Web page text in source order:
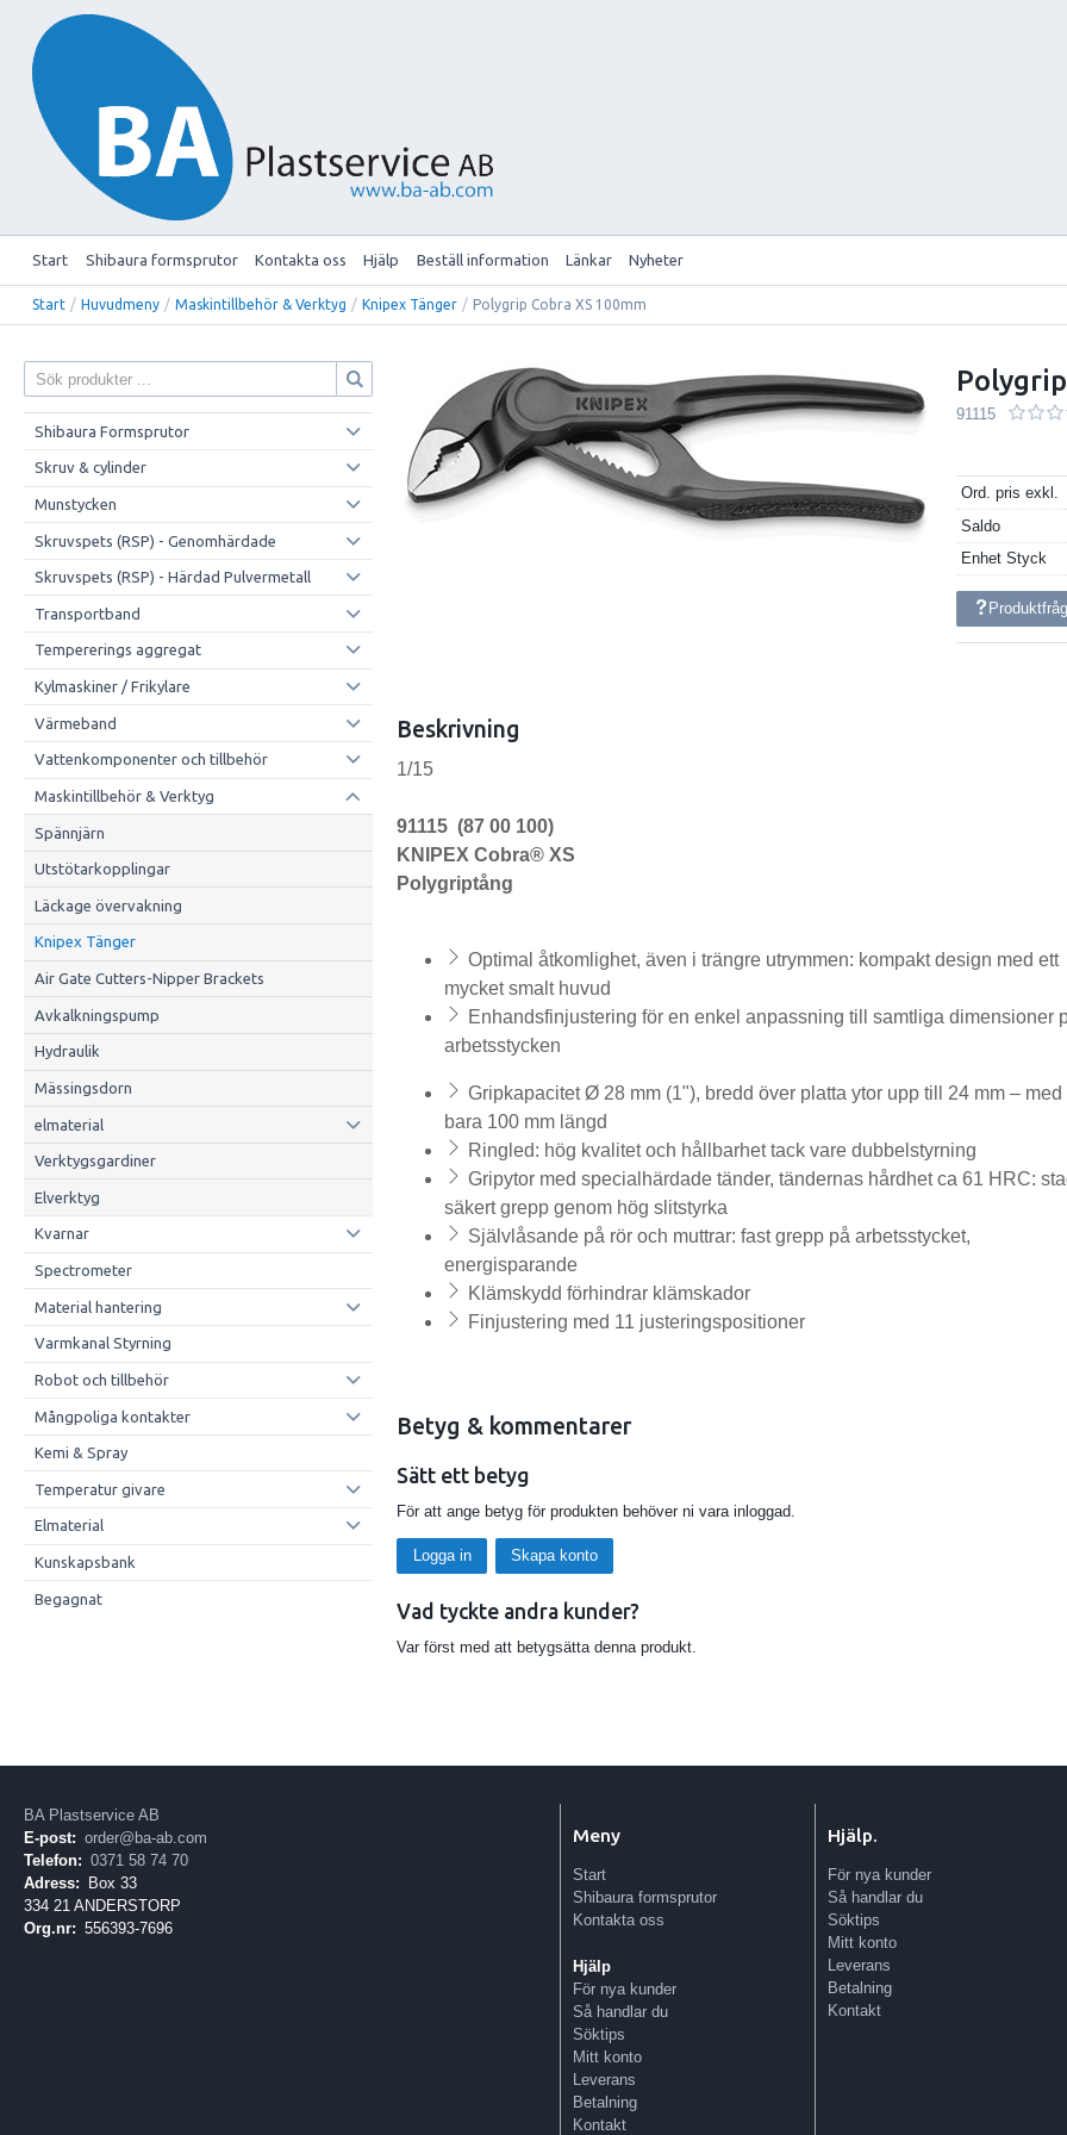
Start Shibaura formsprutor Kontakta oss Hjälp Beställ information Länkar Nyheter
Start / Huvudmeny / Maskintillbehör & Verktyg / Knipex Tänger / Polygrip Cobra XS 100mm
Shibaura Formsprutor
Skruv & cylinder
Munstycken
Skruvspets (RSP) - Genomhärdade
Skruvspets (RSP) - Härdad Pulvermetall
Transportband
Tempererings aggregat
Kylmaskiner / Frikylare
Värmeband
Vattenkomponenter och tillbehör
Maskintillbehör & Verktyg
Spännjärn
Utstötarkopplingar
Läckage övervakning
Knipex Tänger
Air Gate Cutters-Nipper Brackets
Avkalkningspump
Hydraulik
Mässingsdorn
elmaterial
Verktygsgardiner
Elverktyg
Kvarnar
Spectrometer
Material hantering
Varmkanal Styrning
Robot och tillbehör
Mångpoliga kontakter
Kemi & Spray
Temperatur givare
Elmaterial
Kunskapsbank
Begagnat
91115
Ord. pris exkl.
Saldo
EnhetStyck
Beskrivning
1/15
91115 (87 00 100)
KNIPEX Cobra® XS
Polygriptång
Optimal åtkomlighet, även i trängre utrymmen: kompakt design med ett
mycket smalt huvud
Enhandsfinjustering för en enkel anpassning till samtliga dimensioner
arbetsstycken
Gripkapacitet Ø 28 mm (1"), bredd över platta ytor upp till 24 mm – med
bara 100 mm längd
Ringled: hög kvalitet och hållbarhet tack vare dubbelstyrning
Gripytor med specialhärdade tänder, tändernas hårdhet ca 61 HRC:
säkert grepp genom hög slitstyrka
Självlåsande på rör och muttrar: fast grepp på arbetsstycket,
energisparande
Klämskydd förhindrar klämskador
Finjustering med 11 justeringspositioner
Betyg & kommentarer
Sätt ett betyg
För att ange betyg för produkten behöver ni vara inloggad.
Logga in Skapa konto
Vad tyckte andra kunder?
Var först med att betygsätta denna produkt.
BA Plastservice AB
E-post: order@ba-ab.com
Telefon: 0371 58 74 70
Adress:
Box 33
334 21 ANDERSTORP
Org.nr: 556393-7696
Meny
Start
Shibaura formsprutor
Kontakta oss
Hjälp
För nya kunder
Så handlar du
Söktips
Mitt konto
Leverans
Betalning
Kontakt
Hjälp.
För nya kunder
Så handlar du
Söktips
Mitt konto
Leverans
Betalning
Kontakt